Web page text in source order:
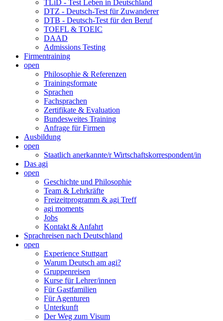
TLiD - Test Leben in Deutschland
DTZ - Deutsch-Test für Zuwanderer
DTB - Deutsch-Test für den Beruf
TOEFL & TOEIC
DAAD
Admissions Testing
Firmentraining
open
Philosophie & Referenzen
Trainingsformate
Sprachen
Fachsprachen
Zertifikate & Evaluation
Bundesweites Training
Anfrage für Firmen
Ausbildung
open
Staatlich anerkannte/r Wirtschaftskorrespondent/in
Das agi
open
Geschichte und Philosophie
Team & Lehrkräfte
Freizeitprogramm & agi Treff
agi moments
Jobs
Kontakt & Anfahrt
Sprachreisen nach Deutschland
open
Experience Stuttgart
Warum Deutsch am agi?
Gruppenreisen
Kurse für Lehrer/innen
Für Gastfamilien
Für Agenturen
Unterkunft
Der Weg zum Visum